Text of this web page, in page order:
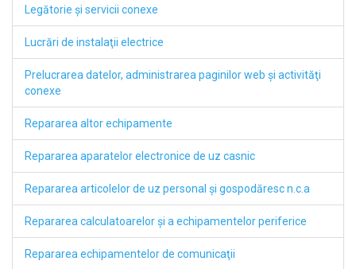
Legătorie şi servicii conexe
Lucrări de instalaţii electrice
Prelucrarea datelor, administrarea paginilor web şi activităţi
conexe
Repararea altor echipamente
Repararea aparatelor electronice de uz casnic
Repararea articolelor de uz personal şi gospodăresc n.c.a
Repararea calculatoarelor şi a echipamentelor periferice
Repararea echipamentelor de comunicaţii